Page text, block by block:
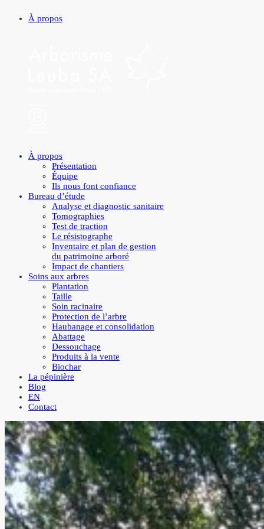
À propos
À propos
Présentation
Équipe
Ils nous font confiance
Bureau d’étude
Analyse et diagnostic sanitaire
Tomographies
Test de traction
Le résistographe
Inventaire et plan de gestion
du patrimoine arboré
Impact de chantiers
Soins aux arbres
Plantation
Taille
Soin racinaire
Protection de l’arbre
Haubanage et consolidation
Abattage
Dessouchage
Produits à la vente
Biochar
La pépinière
Blog
EN
Contact